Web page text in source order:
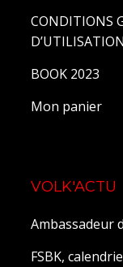
CONDITIONS
D’UTILISATION
BOOK 2023
Mon panier
VOLK'ACTU
Ambassadeur
FSBK,